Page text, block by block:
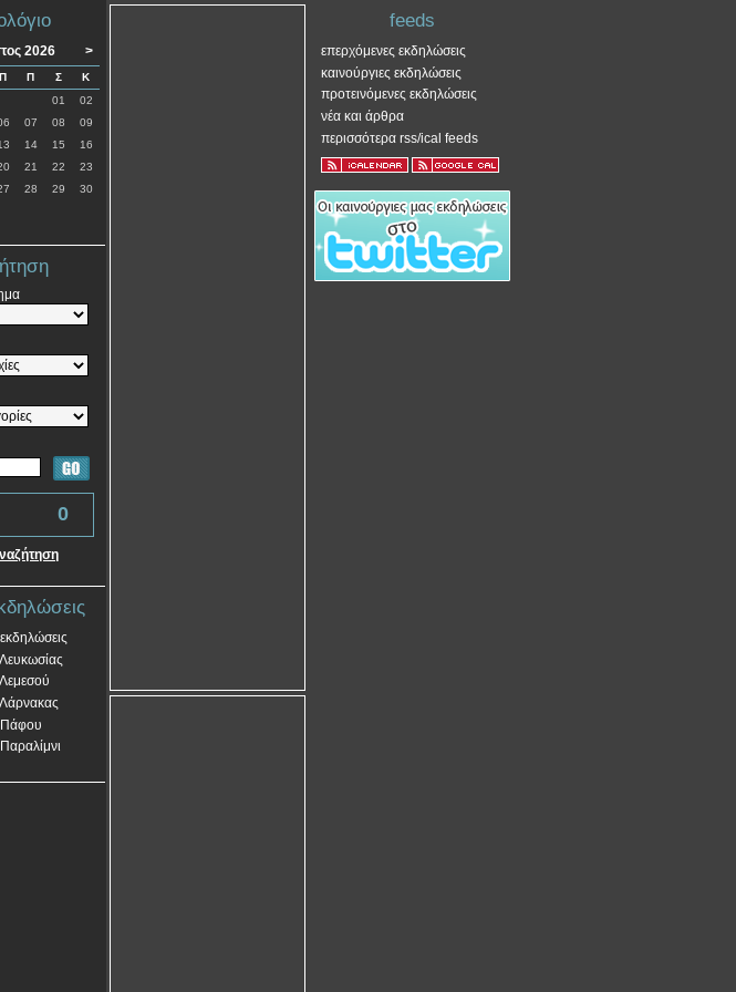
2026 >
Π Π Σ
Κ
01
02
07 08
09
14 15
16
21 22
23
28 29
30
0
Πάφου
feeds
επερχόμενες εκδηλώσεις
καινούργιες εκδηλώσεις
προτεινόμενες εκδηλώσεις
νέα και άρθρα
περισσότερα rss/ical feeds